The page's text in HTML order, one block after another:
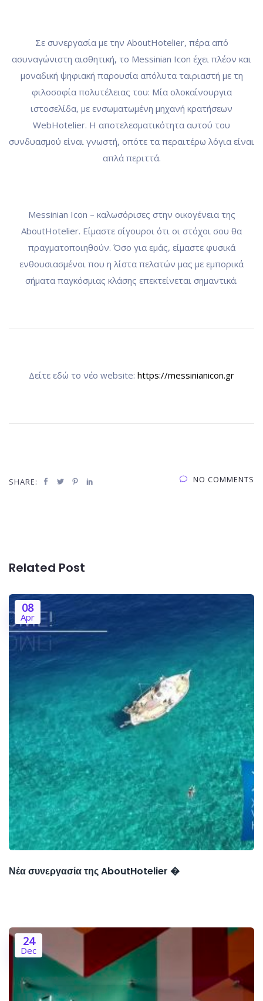
Σε συνεργασία με την AboutHotelier, πέρα από
ασυναγώνιστη αισθητική, το Messinian Icon έχει πλέον και
μοναδική ψηφιακή παρουσία απόλυτα ταιριαστή με τη
φιλοσοφία πολυτέλειας του: Μία ολοκαίνουργια
ιστοσελίδα, με ενσωματωμένη μηχανή κρατήσεων
WebHotelier. Η αποτελεσματικότητα αυτού του
συνδυασμού είναι γνωστή, οπότε τα περαιτέρω λόγια είναι
απλά περιττά.
Messinian Icon – καλωσόρισες στην οικογένεια της
AboutHotelier. Είμαστε σίγουροι ότι οι στόχοι σου θα
πραγματοποιηθούν. Όσο για εμάς, είμαστε φυσικά
ενθουσιασμένοι που η λίστα πελατών μας με εμπορικά
σήματα παγκόσμιας κλάσης επεκτείνεται σημαντικά.
Δείτε εδώ το νέο website: https://messinianicon.gr
SHARE: NO COMMENTS
Related Post
08
Apr
Νέα συνεργασία της AboutHotelier �
24
Dec